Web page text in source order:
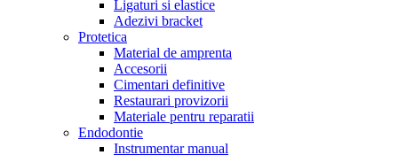
Ligaturi si elastice
Adezivi bracket
Protetica
Material de amprenta
Accesorii
Cimentari definitive
Restaurari provizorii
Materiale pentru reparatii
Endodontie
Instrumentar manual